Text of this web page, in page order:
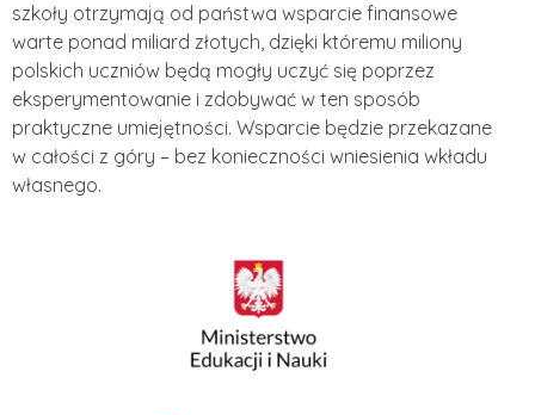
szkoły otrzymają od państwa wsparcie finansowe
warte ponad miliard złotych, dzięki któremu miliony
polskich uczniów będą mogły uczyć się poprzez
eksperymentowanie i zdobywać w ten sposób
praktyczne umiejętności. Wsparcie będzie przekazane
w całości z góry – bez konieczności wniesienia wkładu
własnego.